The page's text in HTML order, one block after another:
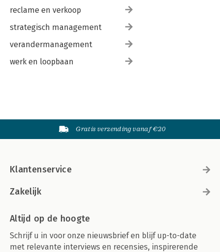
reclame en verkoop
strategisch management
verandermanagement
werk en loopbaan
Gratis verzending vanaf €20
Klantenservice
Zakelijk
Altijd op de hoogte
Schrijf u in voor onze nieuwsbrief en blijf up-to-date
met relevante interviews en recensies, inspirerende